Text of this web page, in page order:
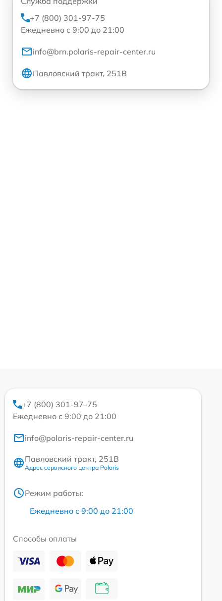
+7 (800) 301-97-75
Ежедневно с 9:00 до 21:00
info@brn.polaris-repair-center.ru
Павловский тракт, 251В
+7 (800) 301-97-75
Ежедневно с 9:00 до 21:00
info@polaris-repair-center.ru
Павловский тракт, 251В
Адрес сервисного центра Polaris
Режим работы:
Ежедневно с 9:00 до 21:00
Способы оплаты